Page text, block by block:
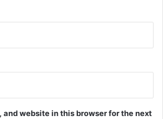
and website in this browser for the next